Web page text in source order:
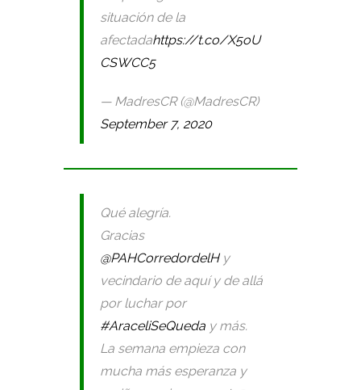
situación de la
afectadahttps://t.co/X5oU
CSWCC5
— MadresCR (@MadresCR)
September 7, 2020
Qué alegría.
Gracias
@PAHCorredordelHy
vecindario de aquí y de allá
por luchar por
#AraceliSeQueda y más.
La semana empieza con
mucha más esperanza y